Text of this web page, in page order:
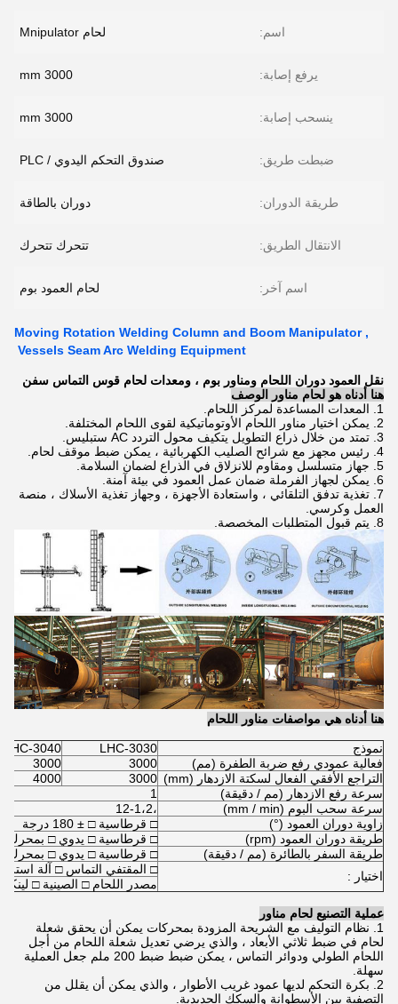
اسم: لحام Mnipulator
يرفع إصابة: 3000 mm
ينسحب إصابة: 3000 mm
ضبطت طريق: صندوق التحكم اليدوي / PLC
طريقة الدوران: دوران بالطاقة
الانتقال الطريق: تتحرك تتحرك
اسم آخر: لحام العمود بوم
Moving Rotation Welding Column and Boom Manipulator ,
Vessels Seam Arc Welding Equipment
نقل العمود دوران اللحام ومناور بوم ، ومعدات لحام قوس التماس سفن
هنا أدناه هو لحام مناور الوصف
1. المعدات المساعدة لمركز اللحام.
2. يمكن اختيار مناور اللحام الأوتوماتيكية لقوى اللحام المختلفة.
3. تمتد من خلال ذراع التطويل يتكيف محول التردد AC ستبليس.
4. رئيس مجهز مع شرائح الصليب الكهربائية ، يمكن ضبط موقف لحام.
5. جهاز متسلسل ومقاوم للانزلاق في الذراع لضمان السلامة.
6. يمكن لجهاز الفرملة ضمان عمل العمود في بيئة آمنة.
7. تغذية تدفق التلقائي ، واستعادة الأجهزة ، وجهاز تغذية الأسلاك ، منصة
العمل وكرسي.
8. يتم قبول المتطلبات المخصصة.
هنا أدناه هي مواصفات مناور اللحام
نموذج LHC-3030
LHC-3040
فعالية عمودي رفع ضربة الطفرة (مم)
3000
3000
التراجع الأفقي الفعال لسكتة الازدهار (mm)
3000
4000
سرعة رفع الازدهار (مم / دقيقة)
1
سرعة سحب البوم (mm / min)
،12-1،2
زاوية دوران العمود (°)
□ قرطاسية □ ± 180 درجة
طريقة دوران العمود (rpm)
□ قرطاسية □ يدوي □ بمحرك (0.1)
طريقة السفر بالطائرة (مم / دقيقة)
□ قرطاسية □ يدوي □ بمحرك (1.5 / 3)
اختيار :
□ المقتفي التماس □ آلة
مصدر اللحام □ الصينية □
عملية التصنيع لحام مناور
1. نظام التوليف مع الشريحة المزودة بمحركات يمكن أن يحقق شعلة
لحام في ضبط ثلاثي الأبعاد ، والذي يرضي تعديل شعلة اللحام من أجل
اللحام الطولي ودوائر التماس ، يمكن ضبط ضبط 200 ملم جعل العملية
سهلة.
2. بكرة التحكم لديها عمود غريب الأطوار ، والذي يمكن أن يقلل من
التصفية بين الأسطوانة والسكك الحديدية.